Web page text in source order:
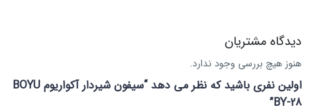
دیدگاه مشتریان
هنوز هیچ بررسی وجود ندارد.
اولین نفری باشید که نظر می دهد “سیفون شیردار آکواریوم BOYU
BY-28”